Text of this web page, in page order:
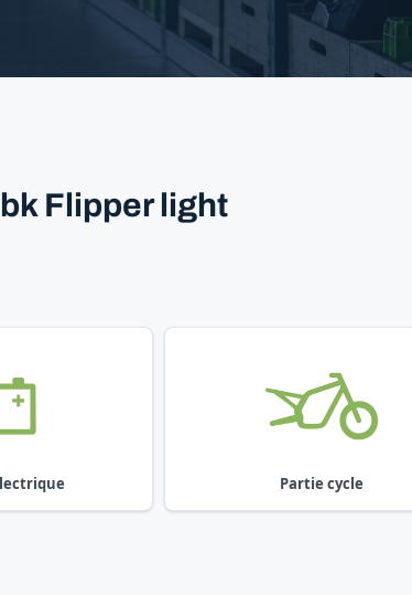
Flipper light
Partie cycle